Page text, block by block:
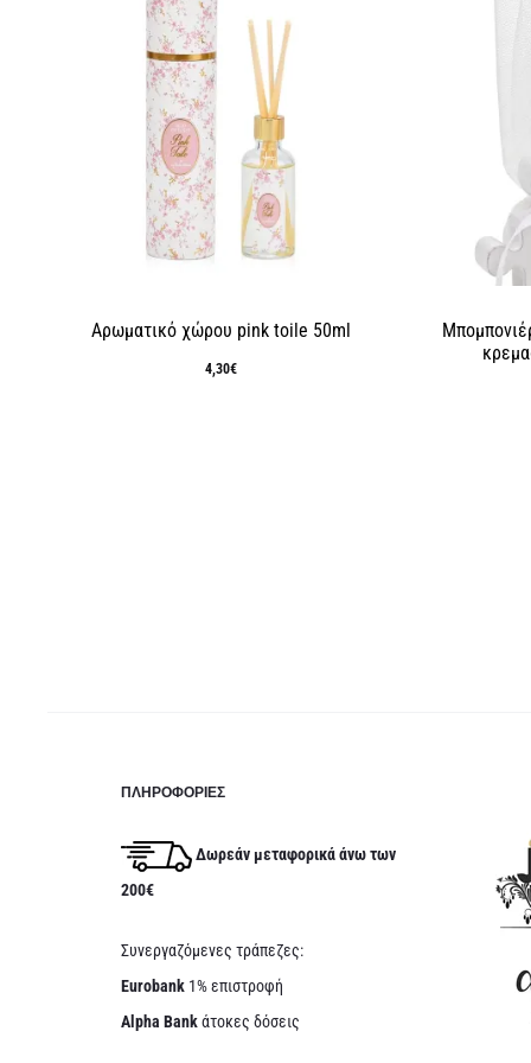
Αρωματικό χώρου pink toile 50ml
4,30€
ΠΛΗΡΟΦΟΡΊΕΣ
Δωρεάν μεταφορικά άνω των
200€
Συνεργαζόμενες τράπεζες:
Eurobank 1% επιστροφή
Alpha Bankάτοκες δόσεις